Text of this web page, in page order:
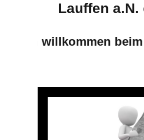
Lauffen a.N.
willkommen beim